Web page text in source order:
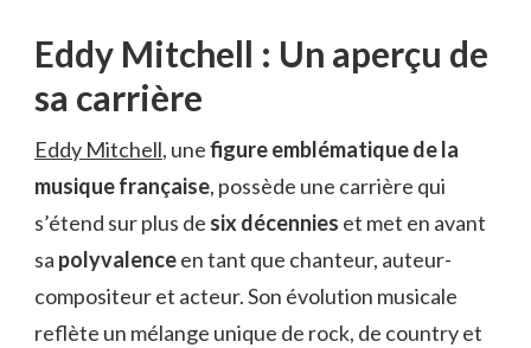
Eddy Mitchell : Un aperçu de
sa carrière
Eddy Mitchell, unefigure emblématique de la
musique française, possède une carrière qui
s’étend sur plus de six décennies et met en avant
sa polyvalenceen tant que chanteur, auteur-
compositeur et acteur. Son évolution musicale
reflète un mélange unique de rock, de country et